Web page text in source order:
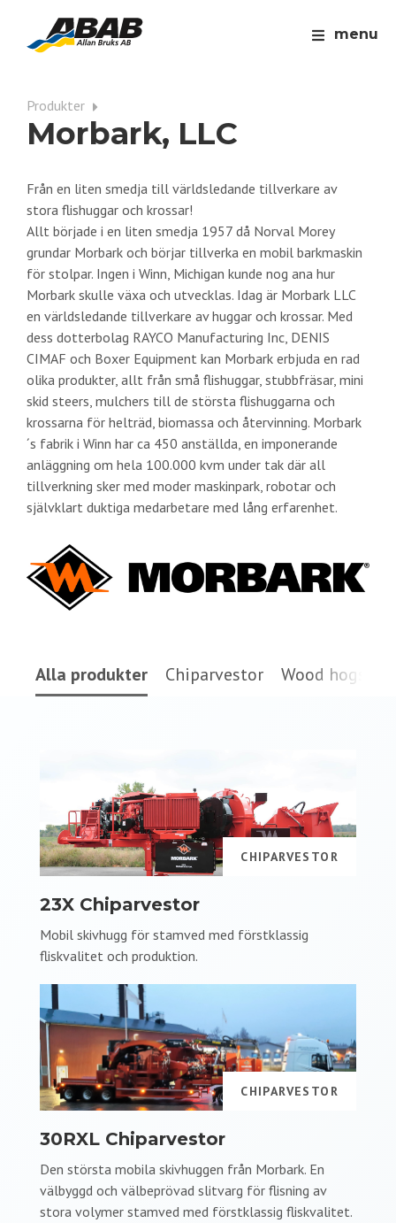
menu
Produkter
Morbark, LLC
Från en liten smedja till världsledande tillverkare av
stora flishuggar och krossar!
Allt började i en liten smedja 1957 då Norval Morey
grundar Morbark och börjar tillverka en mobil barkmaskin
för stolpar. Ingen i Winn, Michigan kunde nog ana hur
Morbark skulle växa och utvecklas. Idag är Morbark LLC
en världsledande tillverkare av huggar och krossar. Med
dess dotterbolag RAYCO Manufacturing Inc, DENIS
CIMAF och Boxer Equipment kan Morbark erbjuda en rad
olika produkter, allt från små flishuggar, stubbfräsar, mini
skid steers, mulchers till de största flishuggarna och
krossarna för helträd, biomassa och återvinning. Morbark
´s fabrik i Winn har ca 450 anställda, en imponerande
anläggning om hela 100.000 kvm under tak där all
tillverkning sker med moder maskinpark, robotar och
självklart duktiga medarbetare med lång erfarenhet.
Alla produkter Chiparvestor Wood hogs
CHIPARVESTOR
23X Chiparvestor
Mobil skivhugg för stamved med förstklassig
fliskvalitet och produktion.
CHIPARVESTOR
30RXL Chiparvestor
Den största mobila skivhuggen från Morbark. En
välbyggd och välbeprövad slitvarg för flisning av
stora volymer stamved med förstklassig fliskvalitet.